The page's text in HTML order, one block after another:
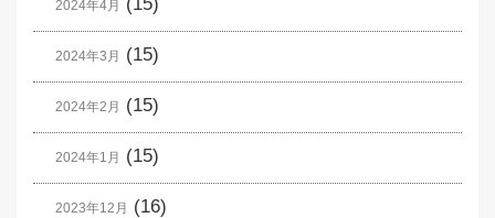
2024年4月
2024年3月 (15)
2024年2月 (15)
2024年1月 (15)
2023年12月 (16)